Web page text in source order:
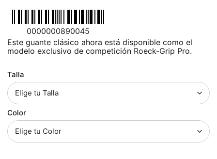
0000000890045
Este guante clásico ahora está disponible como el
modelo exclusivo de competición Roeck-Grip Pro.
Talla
Color